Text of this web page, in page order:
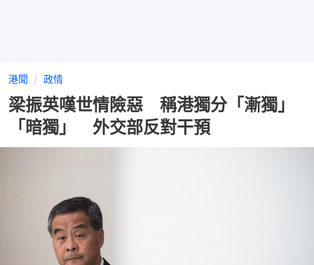
港聞 政情
梁振英嘆世情險惡 稱港獨分「漸獨」
「暗獨」 外交部反對干預